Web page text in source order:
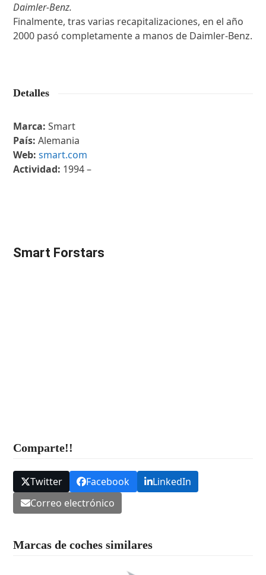
Daimler-Benz.
Finalmente, tras varias recapitalizaciones, en el año
2000 pasó completamente a manos de Daimler-Benz.
Detalles
Marca:Smart
País:Alemania
Web:smart.com
Actividad: 1994 –
Smart Forstars
Comparte!!
Twitter Facebook
LinkedIn
Correo electrónico
Marcas de coches similares